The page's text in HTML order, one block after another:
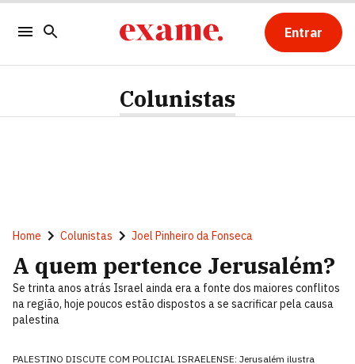
Entrar
Colunistas
Home Colunistas Joel Pinheiro da Fonseca
A quem pertence Jerusalém?
Se trinta anos atrás Israel ainda era a fonte dos maiores conflitos
na região, hoje poucos estão dispostos a se sacrificar pela causa
palestina
PALESTINO DISCUTE COM POLICIAL ISRAELENSE: Jerusalém ilustra